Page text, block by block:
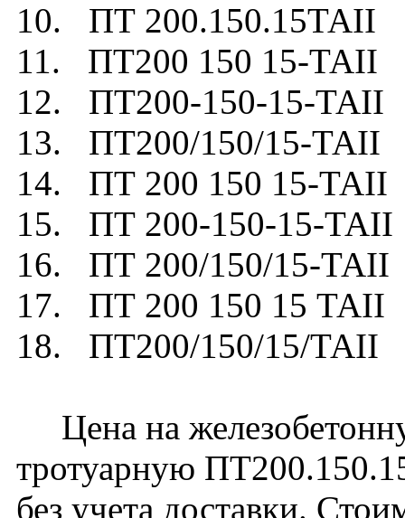
10. ПТ 200.150.15ТАII
11. ПТ200 150 15-ТАII
12. ПТ200-150-15-ТАII
13. ПТ200/150/15-ТАII
14. ПТ 200 150 15-ТАII
15. ПТ 200-150-15-ТАII
16. ПТ 200/150/15-ТАII
17. ПТ 200 150 15 ТАII
18. ПТ200/150/15/ТАII
Цена на
тротуарную
без учета доставки.